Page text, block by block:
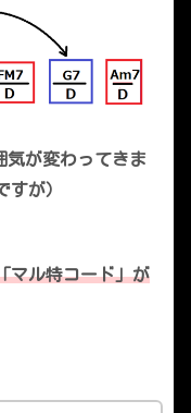
気が変わってきま
すが）
マル特コード」が